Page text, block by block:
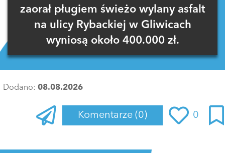
zaorał pługiem świeżo wylany asfalt
na ulicy Rybackiej w Gliwicach
wyniosą około 400.000 zł.
Dodano: 08.08.2026
Komentarze (0) 0